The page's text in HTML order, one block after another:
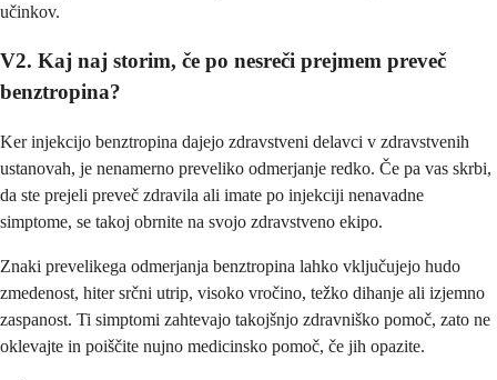
učinkov.
V2. Kaj naj storim, če po nesreči prejmem preveč
benztropina?
Ker injekcijo benztropina dajejo zdravstveni delavci v zdravstvenih
ustanovah, je nenamerno preveliko odmerjanje redko. Če pa vas skrbi,
da ste prejeli preveč zdravila ali imate po injekciji nenavadne
simptome, se takoj obrnite na svojo zdravstveno ekipo.
Znaki prevelikega odmerjanja benztropina lahko vključujejo hudo
zmedenost, hiter srčni utrip, visoko vročino, težko dihanje ali izjemno
zaspanost. Ti simptomi zahtevajo takojšnjo zdravniško pomoč, zato ne
oklevajte in poiščite nujno medicinsko pomoč, če jih opazite.